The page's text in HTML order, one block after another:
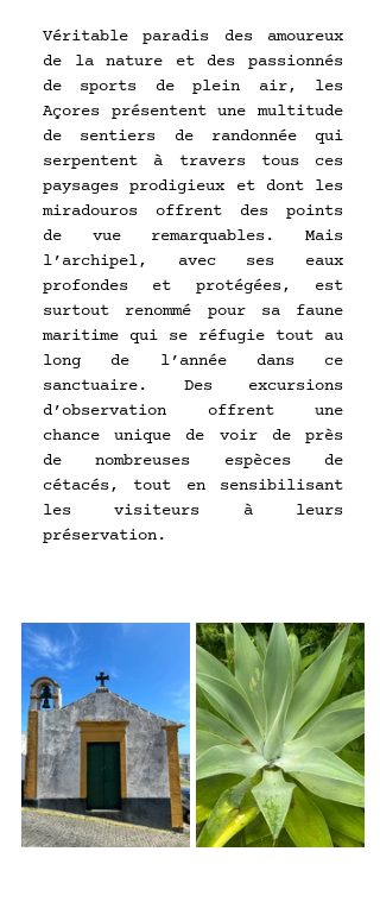
Véritable paradis des amoureux
de la nature et des passionnés
de sports de plein air, les
Açores présentent une multitude
de sentiers de randonnée qui
serpentent à travers tous ces
paysages prodigieux et dont les
miradouros offrent des points
de vue remarquables. Mais
l’archipel, avec ses eaux
profondes et protégées, est
surtout renommé pour sa faune
maritime qui se réfugie tout au
long de l’année dans ce
sanctuaire. Des excursions
d’observation offrent une
chance unique de voir de près
de nombreuses espèces de
cétacés, tout en sensibilisant
les visiteurs à leurs
préservation.